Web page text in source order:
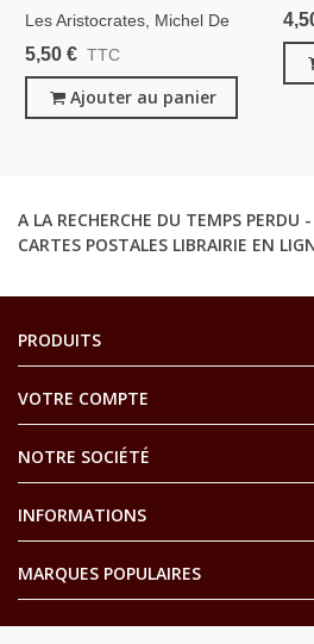
Les Aristocrates, Michel De
Saint Pierre, 1962 -,
Pierre Fresnay, Club De La
Femme,
5,50 € TTC
Ajouter au panier
A LA RECHERCHE DU TEMPS PERDU
CARTES POSTALES LIBRAIRIE EN
PRODUITS
VOTRE COMPTE
NOTRE SOCIÉTÉ
INFORMATIONS
MARQUES POPULAIRES